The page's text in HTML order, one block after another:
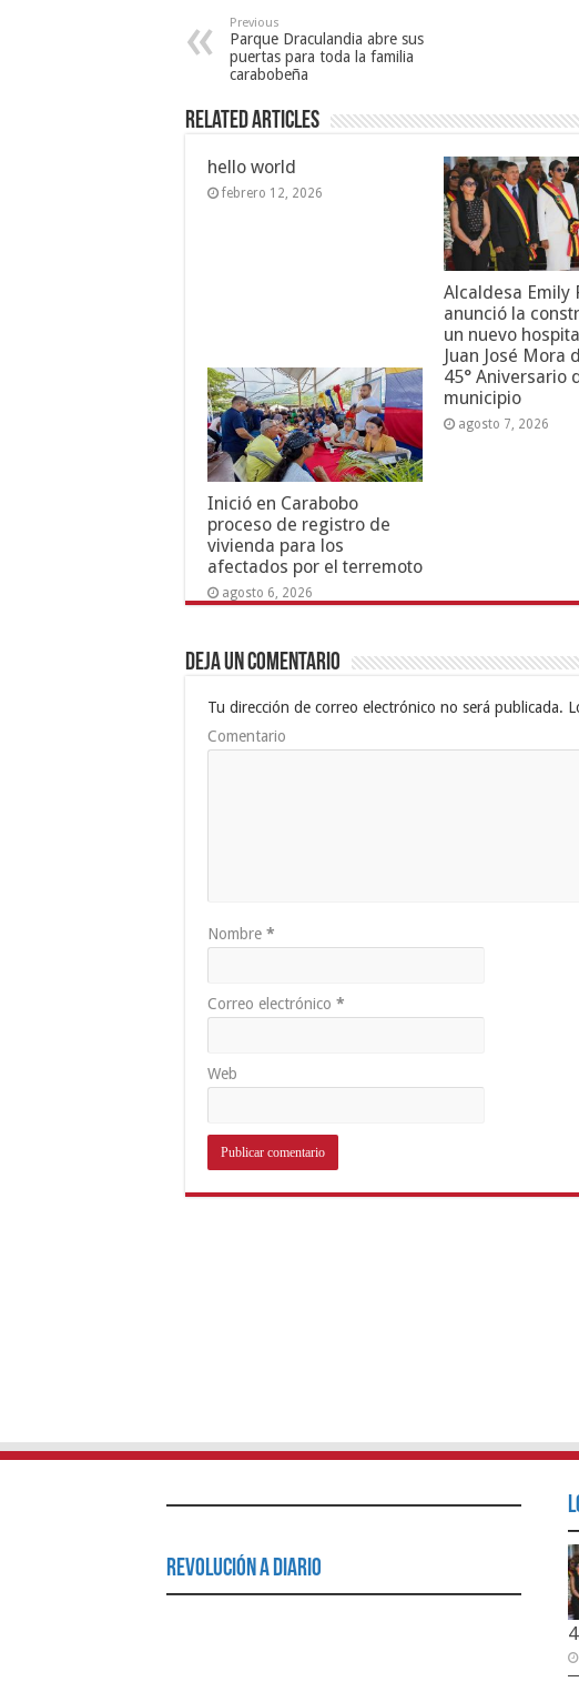
Previous
Parque Draculandia abre sus
puertas para toda la familia
carabobeña
Related Articles
hello world
febrero 12, 2026
Alcaldesa Emily
anunció la
un nuevo
Juan José Mora
45° Aniversario
municipio
agosto 7, 2026
Inició en Carabobo
proceso de registro de
vivienda para los
afectados por el terremoto
agosto 6, 2026
Deja un comentario
Tu dirección de correo electrónico no será publicada.
Comentario
Nombre *
Correo electrónico *
Web
Revolución a Diario